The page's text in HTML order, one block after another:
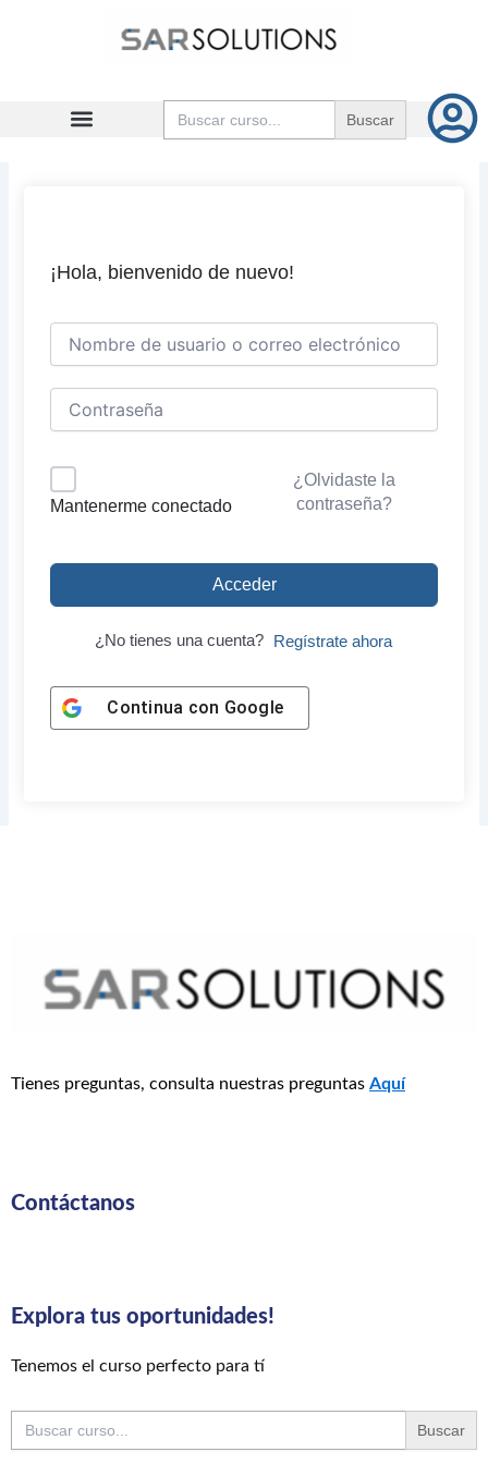
Buscar:
¡Hola, bienvenido de nuevo!
Mantenerme conectado
¿Olvidaste la
contraseña?
Acceder
¿No tienes una cuenta? Regístrate ahora
Continua con Google
Tienes preguntas, consulta nuestras preguntas Aquí
Contáctanos
Explora tus oportunidades!
Tenemos el curso perfecto para tí
Buscar: